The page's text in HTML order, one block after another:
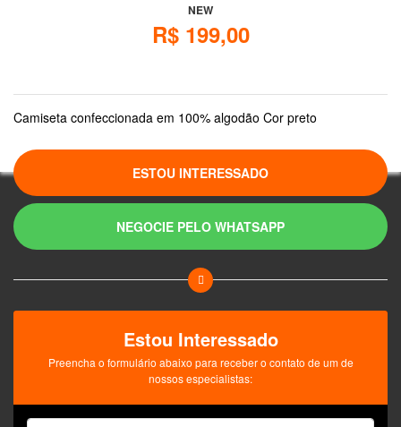
NEW
R$ 199,00
Camiseta confeccionada em 100% algodão Cor preto
ESTOU INTERESSADO
NEGOCIE PELO WHATSAPP
Estou Interessado
Preencha o formulário abaixo para receber o contato de um de
nossos especialistas: